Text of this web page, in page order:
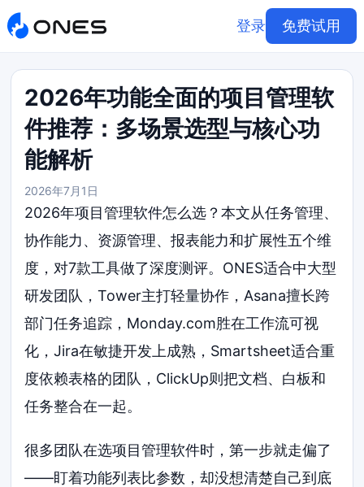
登录 免费试用
2026年功能全面的项目管理软
件推荐：多场景选型与核心功
能解析
2026年7月1日
2026年项目管理软件怎么选？本文从任务管理、
协作能力、资源管理、报表能力和扩展性五个维
度，对7款工具做了深度测评。ONES适合中大型
研发团队，Tower主打轻量协作，Asana擅长跨
部门任务追踪，Monday.com胜在工作流可视
化，Jira在敏捷开发上成熟，Smartsheet适合重
度依赖表格的团队，ClickUp则把文档、白板和
任务整合在一起。
很多团队在选项目管理软件时，第一步就走偏了
——盯着功能列表比参数，却没想清楚自己到底